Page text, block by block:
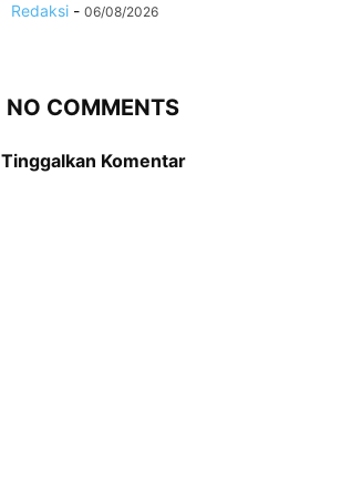
Redaksi - 06/08/2026
NO COMMENTS
Tinggalkan Komentar